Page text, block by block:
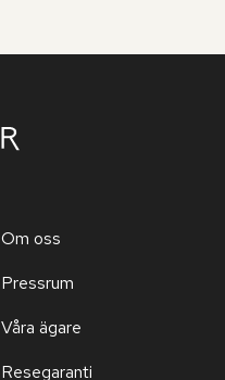
Om oss
Pressrum
Våra ägare
Resegaranti